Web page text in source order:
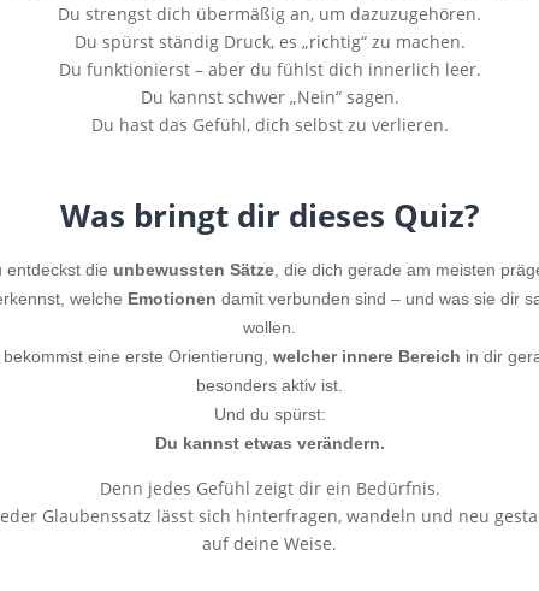
Du strengst dich übermäßig an, um dazuzugehören.
Du spürst ständig Druck, es „richtig“ zu machen.
Du funktionierst – aber du fühlst dich innerlich leer.
Du kannst schwer „Nein“ sagen.
Du hast das Gefühl, dich selbst zu verlieren.
Was bringt dir dieses Quiz?
entdeckst die unbewussten Sätze, die dich gerade am meisten
welche Emotionen damit verbunden sind – und was sie dir
wollen.
bekommst eine erste Orientierung, welcher innere Bereich in dir
besonders aktiv ist.
Und du spürst:
Du kannst etwas verändern.
Denn jedes Gefühl zeigt dir ein Bedürfnis.
Glaubenssatz lässt sich hinterfragen, wandeln und neu
auf deine Weise.